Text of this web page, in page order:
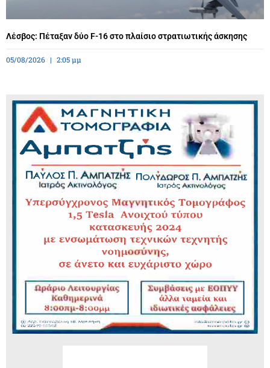
Λέσβος: Πέταξαν δύο F-16 στο πλαίσιο στρατιωτικής άσκησης
05/08/2026 2:05 μμ